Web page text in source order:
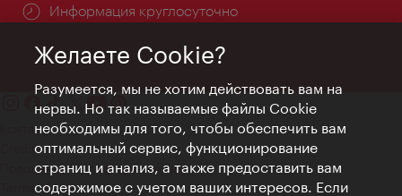
Информация круглосуточно
Контакт
Credits
Положение о конфиденциальности
Terms of Use
Желаете Cookie?
Разумеется, мы не хотим действовать вам на
нервы. Но так называемые файлы Cookie
необходимы для того, чтобы обеспечить вам
оптимальный сервис, функционирование
страниц и анализ, а также предоставить вам
содержимое с учетом ваших интересов. Если